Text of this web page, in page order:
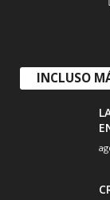
INCLUSO